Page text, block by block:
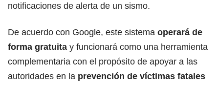
notificaciones de alerta de un sismo.
De acuerdo con Google, este sistema operará de
forma gratuita y funcionará como una herramienta
complementaria con el propósito de apoyar a las
autoridades en la prevención de víctimas fatales